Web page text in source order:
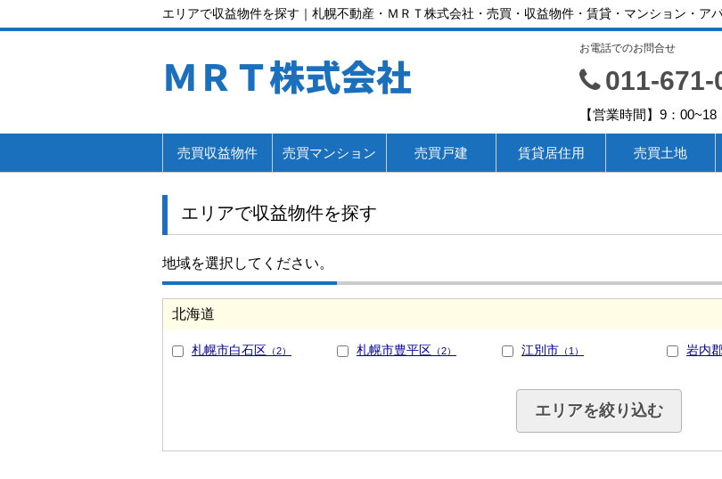
エリアで収益物件を探す｜札幌不動産・ＭＲＴ株式会社・売買・収益物件・賃貸・マンション・ア
ＭＲＴ株式会社
お電話でのお問合せ
011-671-
【営業時間】9：
売買収益物件 売買マンション 売買戸建 賃貸居住用 売買土地
エリアで収益物件を探す
地域を選択してください。
北海道
札幌市白石区 （2） 札幌市豊平区 （2） 江別市 （1） 岩内
エリアを絞り込む